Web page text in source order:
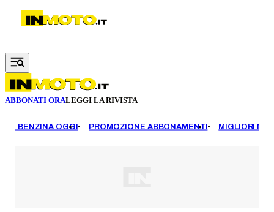
Vai al contenuto principale
ABBONATI ORALEGGI LA RIVISTA
BENZINA OGGI PROMOZIONE ABBONAMENTI MIGLIORI